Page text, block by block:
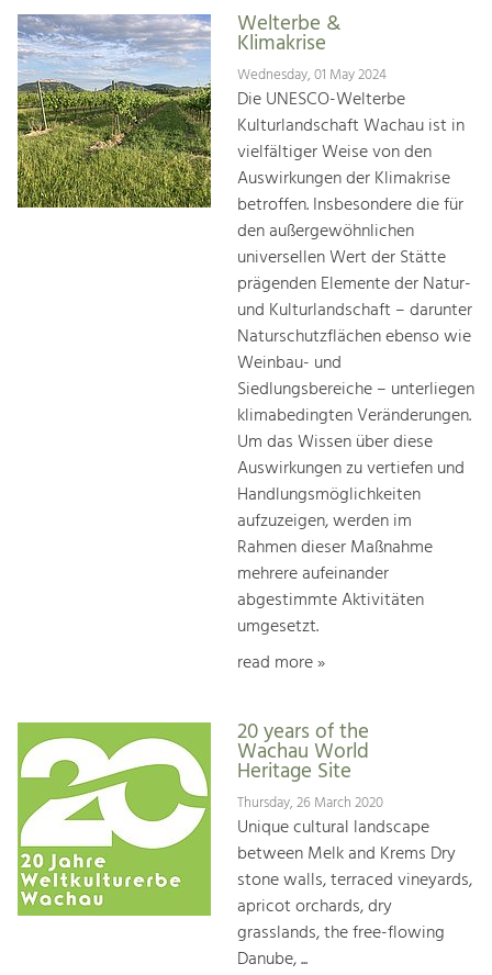
Increase in Regional Value Added.Welterbe &
Klimakrise
Wednesday, 01 May 2024
Die UNESCO-Welterbe
Kulturlandschaft Wachau ist in
vielfältiger Weise von den
Auswirkungen der Klimakrise
betroffen. Insbesondere die für
den außergewöhnlichen
universellen Wert der Stätte
prägenden Elemente der Natur-
und Kulturlandschaft – darunter
Naturschutzflächen ebenso wie
Weinbau- und
Siedlungsbereiche – unterliegen
klimabedingten Veränderungen.
Um das Wissen über diese
Auswirkungen zu vertiefen und
Handlungsmöglichkeiten
aufzuzeigen, werden im
Rahmen dieser Maßnahme
mehrere aufeinander
abgestimmte Aktivitäten
umgesetzt.
read more »
20 years of the
Wachau World
Heritage Site
Thursday, 26 March 2020
Unique cultural landscape
between Melk and Krems Dry
stone walls, terraced vineyards,
apricot orchards, dry
grasslands, the free-flowing
Danube, ...